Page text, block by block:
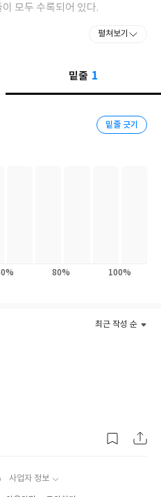
모두 수록되어 있다.
펼쳐보기
밑줄 1
밑줄 긋기
80% 100%
최근 작성 순
사업자 정보